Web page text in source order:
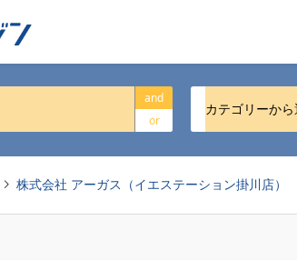
and
or
カテゴリーか
株式会社 アーガス（イエステーション掛川店）